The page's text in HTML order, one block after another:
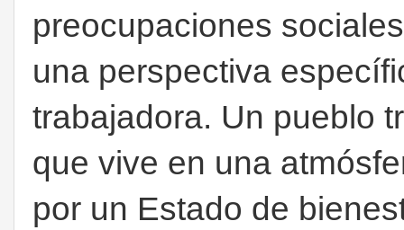
preocupaciones
una perspectiva
trabajadora. Un pueblo
que vive en una
por un Estado de